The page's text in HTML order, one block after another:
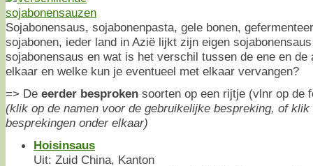
Sojabonensaus, sojabonenpasta, gele bonen,
sojabonen, ieder land in Azië lijkt zijn eigen
sojabonensaus en wat is het verschil tussen de ene en de
elkaar en welke kun je eventueel met elkaar vervangen?
=> De eerder besproken soorten op een rijtje (vlnr op de
(klik op de namen voor de gebruikelijke bespreking, of klik
besprekingen onder elkaar)
Hoisinsaus
Uit: Zuid China, Kanton